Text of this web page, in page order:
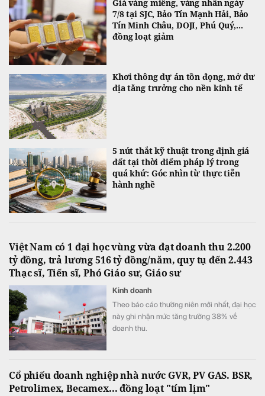
Giá vàng miếng, vàng nhẫn ngày
7/8 tại SJC, Bảo Tín Mạnh Hải, Bảo
Tín Minh Châu, DOJI, Phú Quý,...
đồng loạt giảm
Khơi thông dự án tồn đọng, mở dư
địa tăng trưởng cho nền kinh tế
5 nút thắt kỹ thuật trong định giá
đất tại thời điểm pháp lý trong
quá khứ: Góc nhìn từ thực tiễn
hành nghề
Việt Nam có 1 đại học vùng vừa đạt doanh thu 2.200
tỷ đồng, trả lương 516 tỷ đồng/năm, quy tụ đến 2.443
Thạc sĩ, Tiến sĩ, Phó Giáo sư, Giáo sư
Kinh doanh
Theo báo cáo thường niên mới nhất, đại học
này ghi nhận mức tăng trưởng 38% về
doanh thu.
Cổ phiếu doanh nghiệp nhà nước GVR, PV GAS. BSR,
Petrolimex, Becamex... đồng loạt "tím lịm"